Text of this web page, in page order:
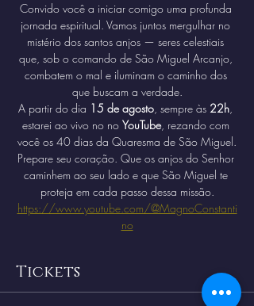
Convido você a iniciar comigo uma profunda
jornada espiritual. Vamos juntos mergulhar no
mistério dos santos anjos — seres celestiais
que, sob o comando de São Miguel Arcanjo,
combatem o mal e iluminam o caminho dos
que buscam a verdade.
A partir do dia 15 de agosto, sempre às 22h,
estarei ao vivo no no YouTube, rezando com
você os 40 dias da Quaresma de São Miguel.
Prepare seu coração. Que os anjos do Senhor
caminhem ao seu lado e que São Miguel te
proteja em cada passo dessa missão.
https://www.youtube.com/@MagnoConstanti
no
Tickets